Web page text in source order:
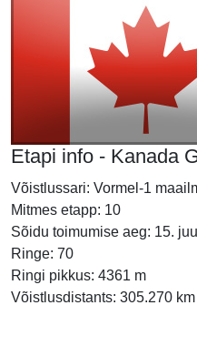
Etapi info - Kanada
Võistlussari: Vormel-1
Mitmes etapp: 10
Sõidu toimumise aeg: 15.
Ringe: 70
Ringi pikkus: 4361 m
Võistlusdistants: 305.270 km